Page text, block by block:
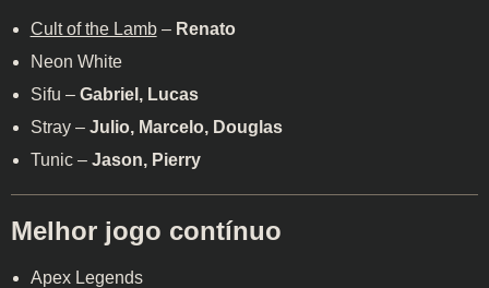
Cult of the Lamb– Renato
Neon White
Sifu – Gabriel, Lucas
Stray – Julio, Marcelo, Douglas
Tunic – Jason, Pierry
Melhor jogo contínuo
Apex Legends